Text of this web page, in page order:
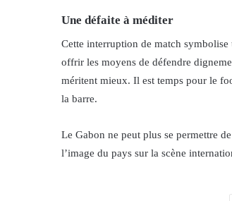
Une défaite à méditer
Cette interruption de match symbolise
offrir les moyens de défendre
méritent mieux. Il est temps pour le
la barre.
Le Gabon ne peut plus se permettre
l’image du pays sur la scène